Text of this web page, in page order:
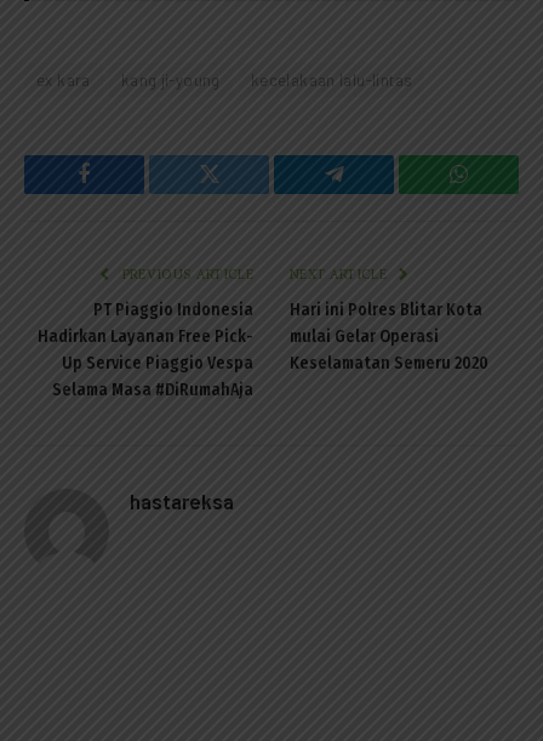
ex kara kang ji-young kecelakaan lalu-lintas
Facebook Twitter Telegram
PREVIOUS ARTICLE
PT Piaggio Indonesia
Hadirkan Layanan Free Pick-
Up Service Piaggio Vespa
Selama Masa #DiRumahAja
NEXT ARTICLE
Hari ini Polres Blitar Kota
mulai Gelar Operasi
Keselamatan Semeru 2020
hastareksa